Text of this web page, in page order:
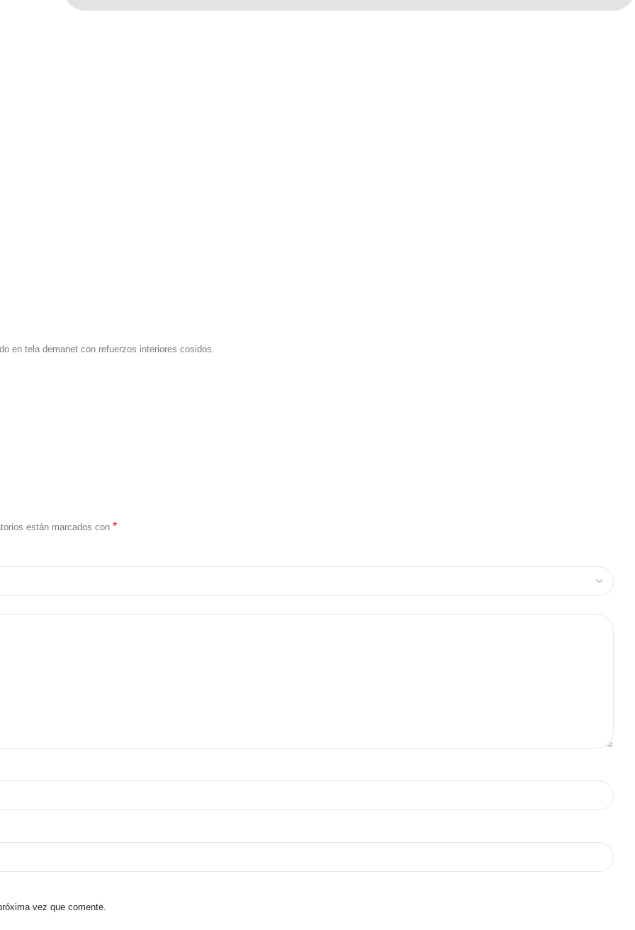
en tela demanet con refuerzos interiores cosidos.
están marcados con *
vez que comente.